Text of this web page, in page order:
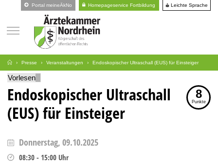
Portal meineÄkNo Homepageservice Fortbildung Leichte Sprache
Presse Veranstaltungen Endoskopischer Ultraschall (EUS) für Einsteiger
Vorlesen
Endoskopischer Ultraschall
(EUS) für Einsteiger
8
Punkte
Donnerstag, 09.10.2025
08:30 - 15:00 Uhr